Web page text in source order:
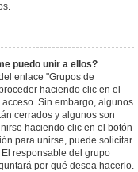
puedo unir a ellos?
enlace "Grupos de
haciendo clic en el
Sin embargo, algunos
cerrados y algunos son
haciendo clic en el botón
para unirse, puede solicitar
responsable del grupo
por qué desea hacerlo.